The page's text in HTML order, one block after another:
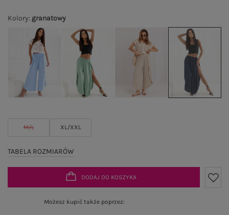
Kolory: granatowy
M/L XL/XXL
TABELA ROZMIARÓW
DODAJ DO KOSZYKA
Możesz kupić także poprzez: